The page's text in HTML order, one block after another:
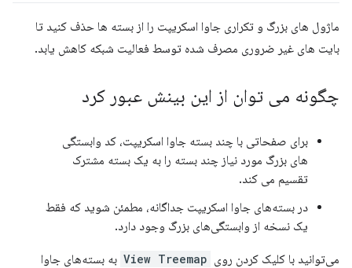
ماژول های بزرگ و تکراری جاوا اسکریپت را از بسته ها حذف کنید تا
بایت های غیر ضروری مصرف شده توسط فعالیت شبکه کاهش یابد.
چگونه می توان از این بینش عبور کرد
برای صفحاتی با چند بسته جاوا اسکریپت، کد وابستگی
های بزرگ مورد نیاز چند بسته را به یک بسته مشترک
تقسیم می کند.
در بسته‌های جاوا اسکریپت جداگانه، مطمئن شوید که فقط
یک نسخه از وابستگی‌های بزرگ وجود دارد.
می‌توانید با کلیک کردن روی View Treemap به بسته‌های جاوا